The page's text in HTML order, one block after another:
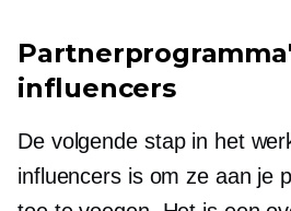
influencers
De volgende stap in het
influencers is om ze aan je